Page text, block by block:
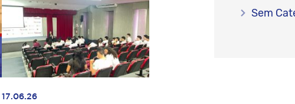
17.06.26
Sem